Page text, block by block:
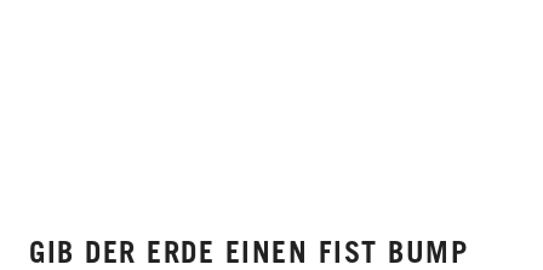
GIB DER ERDE EINEN FIST BUMP